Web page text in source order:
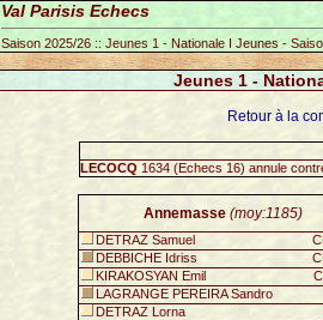
Val Parisis Echecs
Saison 2025/26 :: Jeunes 1 - Nationale I Jeunes -
Jeunes 1 -
Retour à la
LECOCQ 1634 (Echecs 16) annule
Annemasse (moy:1185)
DETRAZ Samuel
DEBBICHE Idriss
KIRAKOSYAN Emil
LAGRANGE PEREIRA Sandro
DETRAZ Lorna